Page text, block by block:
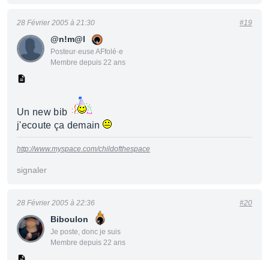
@n!m@l
Posteur·euse AFfolé·e
Membre depuis 22 ans
28 Février 2005 à 21:30 #19
Un new bib
j'ecoute ça demain
http://www.myspace.com/childofthespace
signaler
Biboulon
Je poste, donc je suis
Membre depuis 22 ans
28 Février 2005 à 22:36 #20